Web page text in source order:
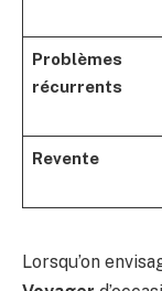
Problèmes
récurrents
Revente
Lorsqu’on